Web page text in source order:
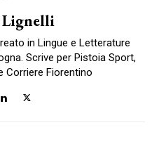
in Lingue e Letterature
Scrive per Pistoia Sport,
Corriere Fiorentino